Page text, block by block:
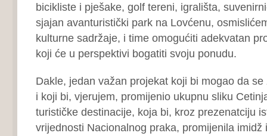
bicikliste i pješake, golf tereni, igrališta,
sjajan avanturistički park na Lovćenu,
kulturne sadržaje, i time omogućiti adekvatan
koji će u perspektivi bogatiti svoju ponudu.
Dakle, jedan važan projekat koji bi mogao da
i koji bi, vjerujem, promijenio ukupnu sliku
turističke destinacije, koja bi, kroz prezenatciju
vrijednosti Nacionalnog praka, promijenila imidž